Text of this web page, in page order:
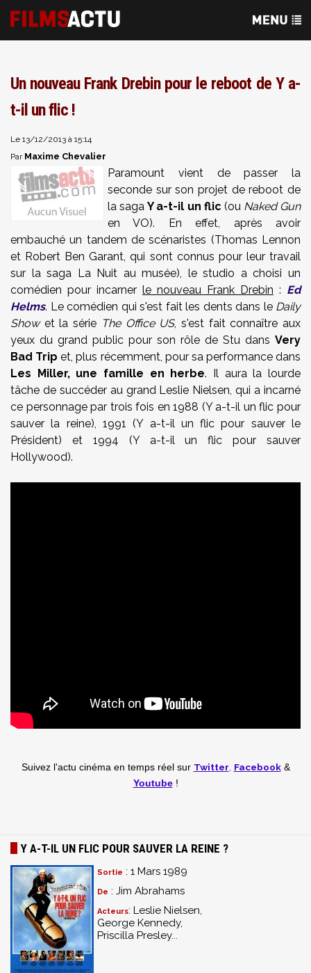
Un nouveau Frank Drebin pour le reboot de Y a-
t-il un flic !
Le 13/12/2013 à 15:14
Par Maxime Chevalier
Paramount vient de passer la
seconde sur son projet de reboot de
la sagaY a-t-il un flic (ou Naked Gun
en VO). En effet, après avoir
embauché un tandem de scénaristes (Thomas Lennon
et Robert Ben Garant, qui sont connus pour leur travail
sur la saga La Nuit au musée), le studio a choisi un
comédien pour incarner le nouveau Frank Drebin : Ed
Helms. Le comédien qui s'est fait les dents dans le Daily
Showet la série The Office US, s'est fait connaître aux
yeux du grand public pour son rôle de Stu dans Very
Bad Trip et, plus récemment, pour sa performance dans
Les Miller, une famille en herbe. Il aura la lourde
tâche de succéder au grand Leslie Nielsen, qui a incarné
ce personnage par trois fois en 1988 (Y a-t-il un flic pour
sauver la reine), 1991 (Y a-t-il un flic pour sauver le
Président) et 1994 (Y a-t-il un flic pour sauver
Hollywood).
Suivez l'actu cinéma en temps réel sur Twitter Facebook&
Youtube!
Y A-T-IL UN FLIC POUR SAUVER LA REINE ?
Sortie : 1 Mars 1989
De : Jim Abrahams
Acteurs: Leslie Nielsen,
George Kennedy,
Priscilla Presley...